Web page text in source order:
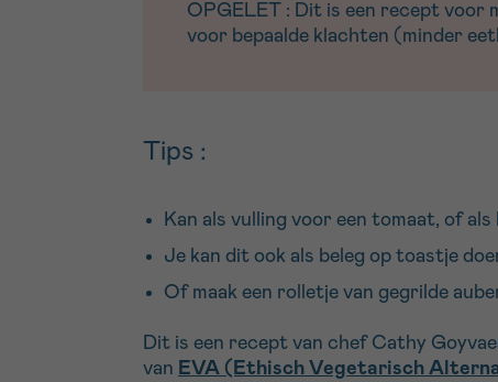
OPGELET : Dit is een recept voor
voor bepaalde klachten (minder
Tips :
Kan als vulling voor een tomaat, of
Je kan dit ook als beleg op toastje
Of maak een rolletje van gegrilde
Dit is een recept van chef Cathy
van EVA (Ethisch Vegetarisch